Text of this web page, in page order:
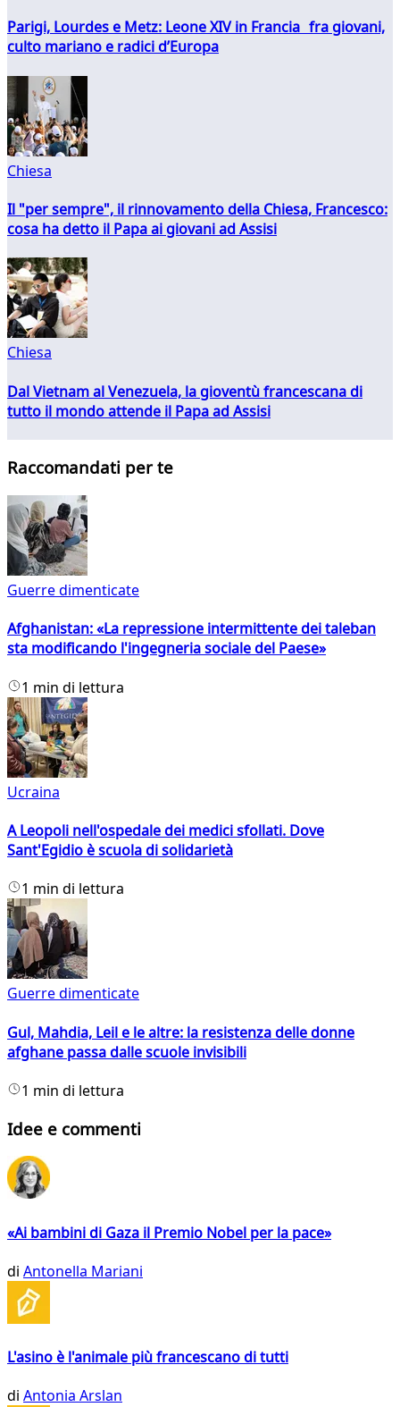
Parigi, Lourdes e Metz: Leone XIV in Francia fra giovani,
culto mariano e radici d’Europa
Chiesa
Il "per sempre", il rinnovamento della Chiesa, Francesco:
cosa ha detto il Papa ai giovani ad Assisi
Chiesa
Dal Vietnam al Venezuela, la gioventù francescana di
tutto il mondo attende il Papa ad Assisi
Raccomandati per te
Guerre dimenticate
Afghanistan: «La repressione intermittente dei taleban
sta modificando l'ingegneria sociale del Paese»
1 min di lettura
Ucraina
A Leopoli nell'ospedale dei medici sfollati. Dove
Sant'Egidio è scuola di solidarietà
1 min di lettura
Guerre dimenticate
Gul, Mahdia, Leil e le altre: la resistenza delle donne
afghane passa dalle scuole invisibili
1 min di lettura
Idee e commenti
«Ai bambini di Gaza il Premio Nobel per la pace»
di Antonella Mariani
L'asino è l'animale più francescano di tutti
di Antonia Arslan